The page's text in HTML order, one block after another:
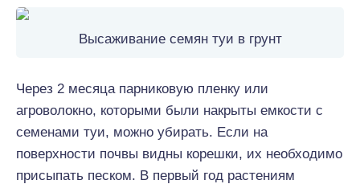
Высаживание семян туи в грунт
Через 2 месяца парниковую пленку или
агроволокно, которыми были накрыты емкости с
семенами туи, можно убирать. Если на
поверхности почвы видны корешки, их необходимо
присыпать песком. В первый год растениям